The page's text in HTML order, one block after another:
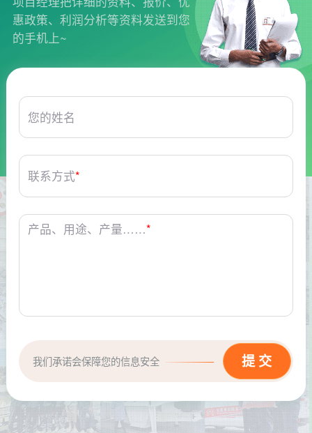
惠政策、利润分析等资料发送到您
的手机上~
您的姓名
联系方式*
产品、用途、产量……*
我们承诺会保障您的信息安全